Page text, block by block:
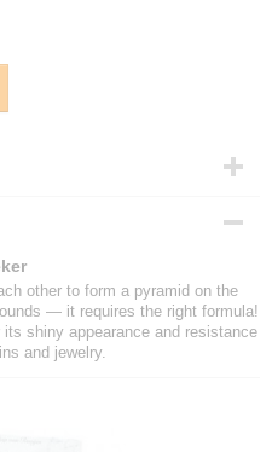
other to form a pyramid on the
— it requires the right formula!
shiny appearance and resistance
and jewelry.